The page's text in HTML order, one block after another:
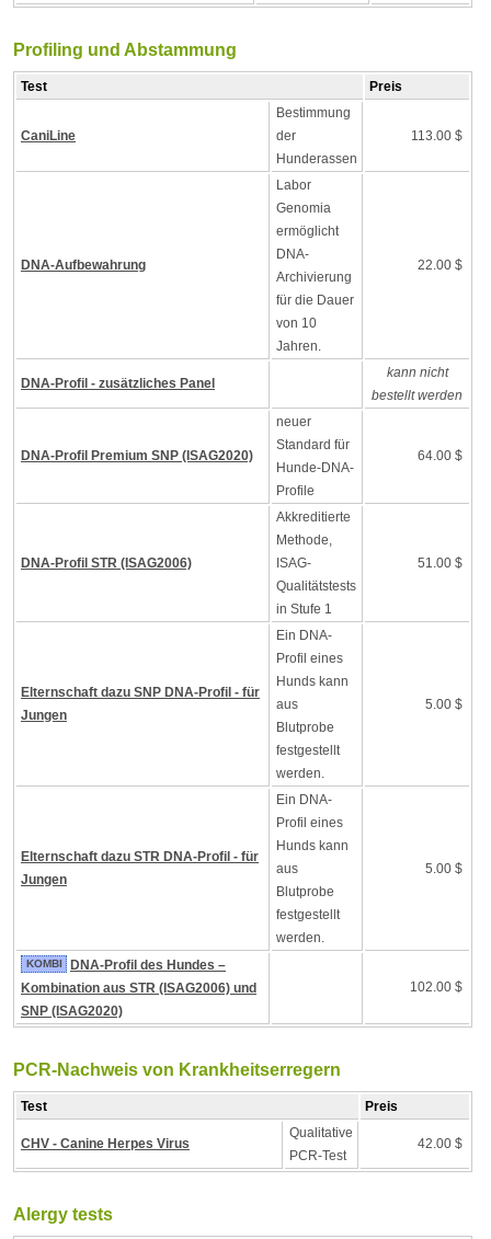
Profiling und Abstammung
Test Preis
CaniLine
Bestimmung
der
Hunderassen
113.00 $
DNA-Aufbewahrung
Labor
Genomia
ermöglicht
DNA-
Archivierung
für die Dauer
von 10
Jahren.
22.00 $
DNA-Profil - zusätzliches Panel
kann nicht
bestellt werden
DNA-Profil Premium SNP (ISAG2020)
neuer
Standard für
Hunde-DNA-
Profile
64.00 $
DNA-Profil STR (ISAG2006)
Akkreditierte
Methode,
ISAG-
Qualitätstests
in Stufe 1
51.00 $
Elternschaft dazu SNP DNA-Profil - für
Jungen
Ein DNA-
Profil eines
Hunds kann
aus
Blutprobe
festgestellt
werden.
5.00 $
Elternschaft dazu STR DNA-Profil - für
Jungen
Ein DNA-
Profil eines
Hunds kann
aus
Blutprobe
festgestellt
werden.
5.00 $
KOMBI
DNA-Profil des Hundes –
Kombination aus STR (ISAG2006) und
SNP (ISAG2020)
102.00 $
PCR-Nachweis von Krankheitserregern
Test Preis
CHV - Canine Herpes Virus
Qualitative
PCR-Test
42.00 $
Alergy tests